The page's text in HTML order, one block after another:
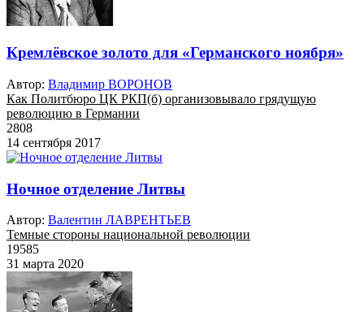
Кремлёвское золото для «Германского ноября»
Автор: Владимир ВОРОНОВ
Как Политбюро ЦК РКП(б) организовывало грядущую
революцию в Германии
2808
14 сентября 2017
Ночное отделение Литвы
Автор: Валентин ЛАВРЕНТЬЕВ
Темные стороны национальной революции
19585
31 марта 2020